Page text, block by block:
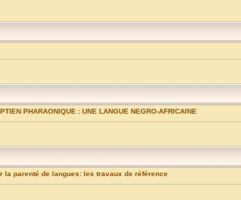
PHARAONIQUE : UNE LANGUE NEGRO-AFRICAINE
la parenté de langues: les travaux de référence